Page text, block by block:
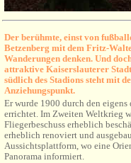
Der berühmte, einst von
Betzenberg mit dem Fritz-
Wanderungen denken. Und
attraktive Kaiserslauterer
südlich des Stadions steht mit
Anziehungspunkt.
Er wurde 1900 durch den
errichtet. Im Zweiten Weltkrieg
Fliegerbeschuss erheblich
erheblich renoviert und
Aussichtsplattform, wo eine
Panorama informiert.